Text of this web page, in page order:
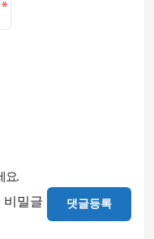
요.
비밀글 댓글등록